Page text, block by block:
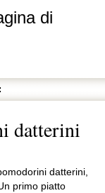
di
datterini
datterini,
primo piatto